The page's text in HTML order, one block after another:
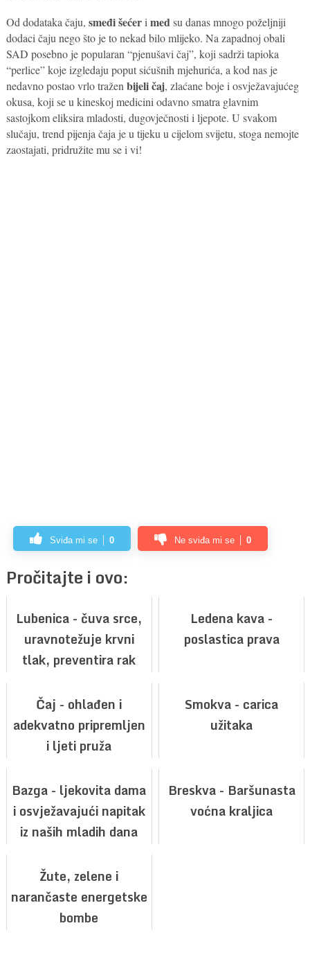
Od dodataka čaju, smeđi šećeri medsu danas mnogo poželjniji
dodaci čaju nego što je to nekad bilo mlijeko. Na zapadnoj obali
SAD posebno je popularan “pjenušavi čaj”, koji sadrži tapioka
“perlice” koje izgledaju poput sićušnih mjehurića, a kod nas je
nedavno postao vrlo tražen bijeli čaj, zlaćane boje i osvježavajućeg
okusa, koji se u kineskoj medicini odavno smatra glavnim
sastojkom eliksira mladosti, dugovječnosti i ljepote. U svakom
slučaju, trend pijenja čaja je u tijeku u cijelom svijetu, stoga nemojte
zaostajati, pridružite mu se i vi!
Sviđa mi se 0 Ne sviđa mi se 0
Pročitajte i ovo:
Lubenica - čuva srce,
uravnotežuje krvni
tlak, preventira rak
drugih vrsta
Ledena kava -
poslastica prava
Čaj - ohlađen i
adekvatno pripremljen
i ljeti pruža
Smokva - carica
užitaka
Bazga - ljekovita dama
i osvježavajući napitak
iz naših mladih dana
Breskva - Baršunasta
voćna kraljica
Žute, zelene i
narančaste energetske
bombe